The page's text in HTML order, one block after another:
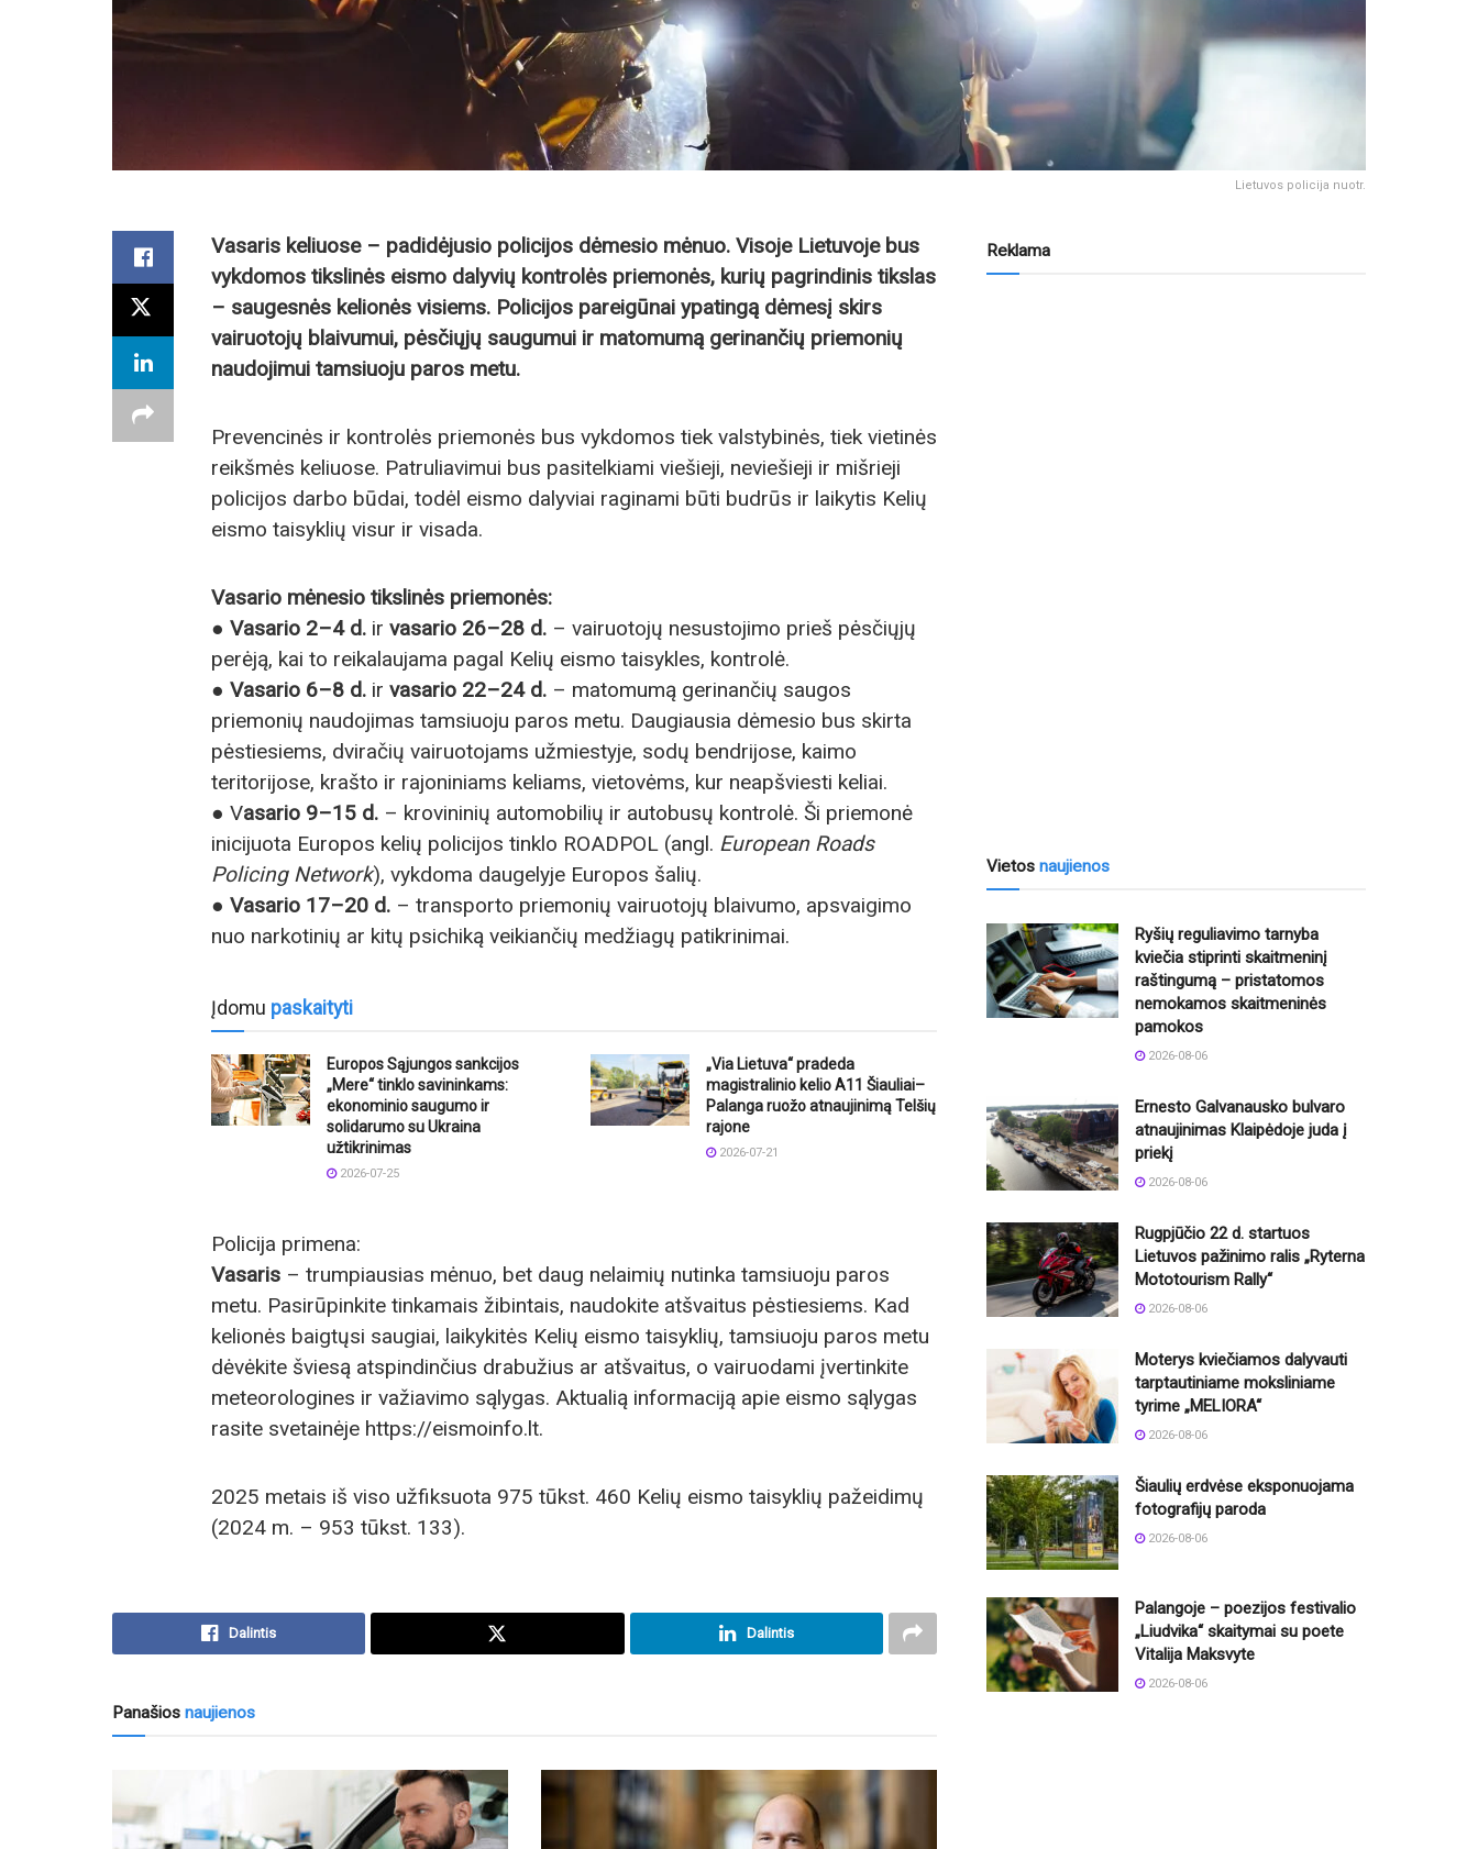
Lietuvos policija nuotr.
Vasaris keliuose – padidėjusio policijos dėmesio mėnuo. Visoje Lietuvoje bus
vykdomos tikslinės eismo dalyvių kontrolės priemonės, kurių pagrindinis tikslas
– saugesnės kelionės visiems. Policijos pareigūnai ypatingą dėmesį skirs
vairuotojų blaivumui, pėsčiųjų saugumui ir matomumą gerinančių priemonių
naudojimui tamsiuoju paros metu.
Prevencinės ir kontrolės priemonės bus vykdomos tiek valstybinės, tiek vietinės
reikšmės keliuose. Patruliavimui bus pasitelkiami viešieji, neviešieji ir mišrieji
policijos darbo būdai, todėl eismo dalyviai raginami būti budrūs ir laikytis Kelių
eismo taisyklių visur ir visada.
Vasario mėnesio tikslinės priemonės:
● Vasario 2–4 d. ir vasario 26–28 d. – vairuotojų nesustojimo prieš pėsčiųjų
perėją, kai to reikalaujama pagal Kelių eismo taisykles, kontrolė.
● Vasario 6–8 d. ir vasario 22–24 d. – matomumą gerinančių saugos
priemonių naudojimas tamsiuoju paros metu. Daugiausia dėmesio bus skirta
pėstiesiems, dviračių vairuotojams užmiestyje, sodų bendrijose, kaimo
teritorijose, krašto ir rajoniniams keliams, vietovėms, kur neapšviesti keliai.
● Vasario 9–15 d. – krovininių automobilių ir autobusų kontrolė. Ši priemonė
inicijuota Europos kelių policijos tinklo ROADPOL (angl. European Roads
Policing Network), vykdoma daugelyje Europos šalių.
● Vasario 17–20 d. – transporto priemonių vairuotojų blaivumo, apsvaigimo
nuo narkotinių ar kitų psichiką veikiančių medžiagų patikrinimai.
Įdomu paskaityti
Europos Sąjungos sankcijos
„Mere“ tinklo savininkams:
ekonominio saugumo ir
solidarumo su Ukraina
užtikrinimas
2026-07-25
„Via Lietuva“ pradeda
magistralinio kelio A11 Šiauliai–
Palanga ruožo atnaujinimą Telšių
rajone
2026-07-21
Policija primena:
Vasaris – trumpiausias mėnuo, bet daug nelaimių nutinka tamsiuoju paros
metu. Pasirūpinkite tinkamais žibintais, naudokite atšvaitus pėstiesiems. Kad
kelionės baigtųsi saugiai, laikykitės Kelių eismo taisyklių, tamsiuoju paros metu
dėvėkite šviesą atspindinčius drabužius ar atšvaitus, o vairuodami įvertinkite
meteorologines ir važiavimo sąlygas. Aktualią informaciją apie eismo sąlygas
rasite svetainėje https://eismoinfo.lt.
2025 metais iš viso užfiksuota 975 tūkst. 460 Kelių eismo taisyklių pažeidimų
(2024 m. – 953 tūkst. 133).
Dalintis Dalintis
Panašios naujienos
Reklama
Vietos naujienos
Ryšių reguliavimo tarnyba
kviečia stiprinti skaitmeninį
raštingumą – pristatomos
nemokamos skaitmeninės
pamokos
2026-08-06
Ernesto Galvanausko bulvaro
atnaujinimas Klaipėdoje juda į
priekį
2026-08-06
Rugpjūčio 22 d. startuos
Lietuvos pažinimo ralis „Ryterna
Mototourism Rally“
2026-08-06
Moterys kviečiamos dalyvauti
tarptautiniame moksliniame
tyrime „MELIORA“
2026-08-06
Šiaulių erdvėse eksponuojama
fotografijų paroda
2026-08-06
Palangoje – poezijos festivalio
„Liudvika“ skaitymai su poete
Vitalija Maksvyte
2026-08-06